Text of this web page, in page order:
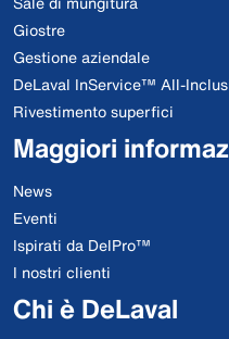
Giostre
Gestione aziendale
DeLaval InService™ All-
Rivestimento superfici
Maggiori
News
Eventi
Ispirati da DelPro™
I nostri clienti
Chi è DeLaval